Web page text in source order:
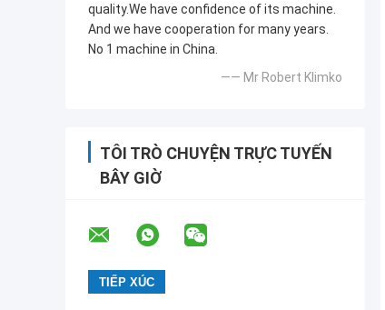
quality.We have confidence of its machine.
And we have cooperation for many years.
No 1 machine in China.
—— Mr Robert Klimko
TÔI TRÒ CHUYỆN TRỰC TUYẾN
BÂY GIỜ